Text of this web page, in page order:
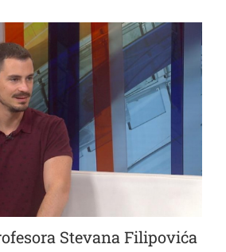
Stevana Filipovića